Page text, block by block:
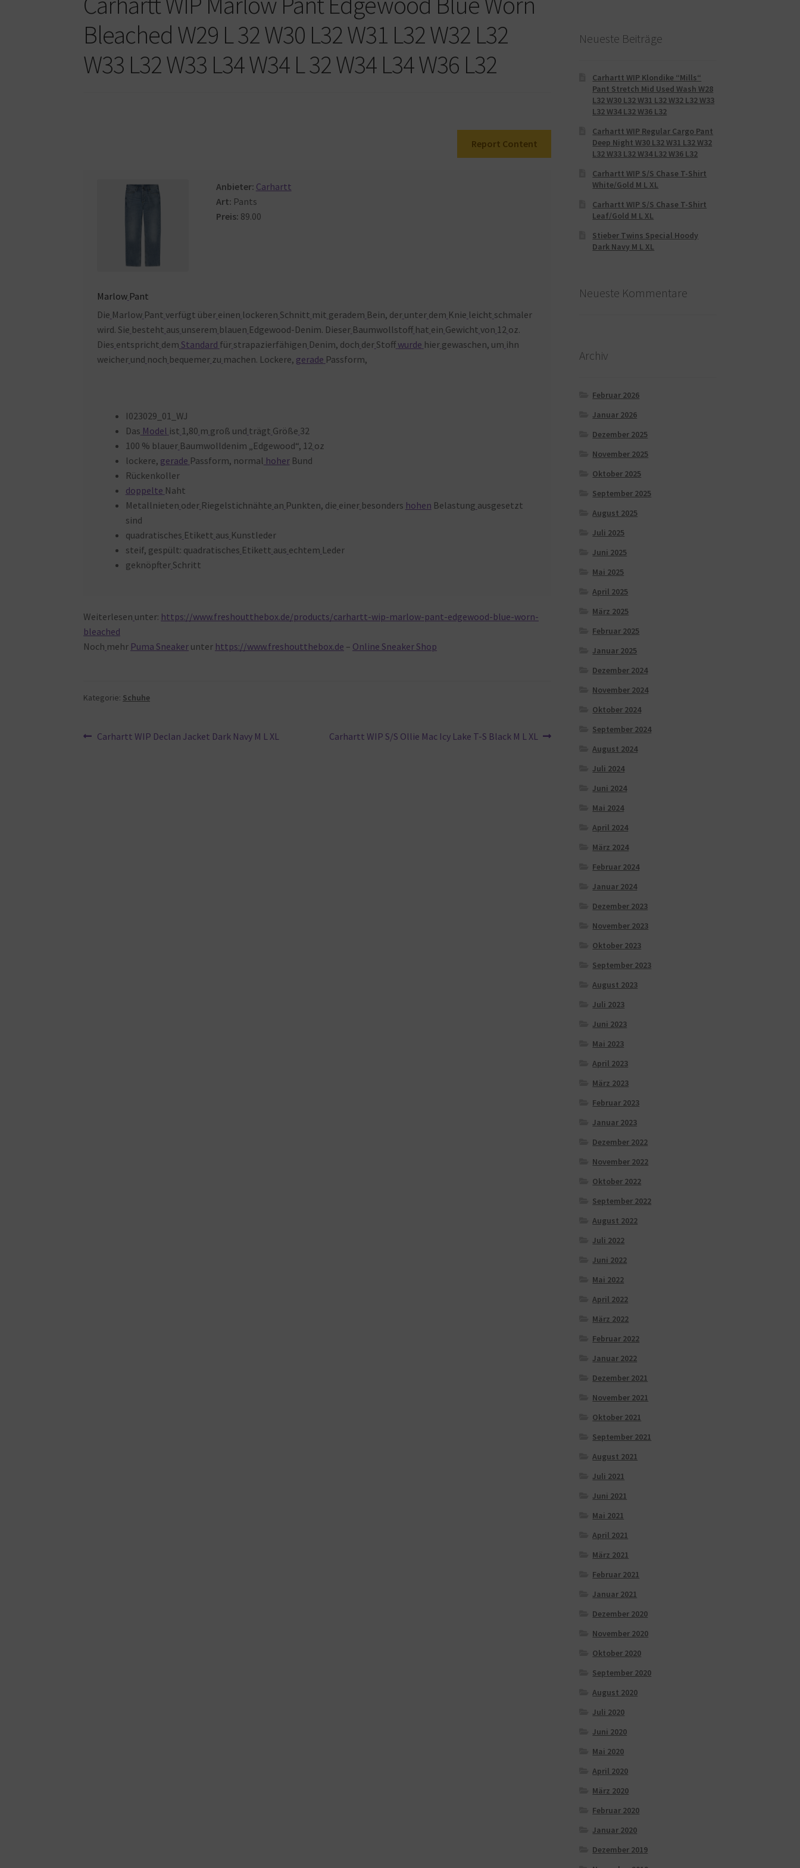
Bleached W29 L 32 W30 L32 W31 L32 W32 L32
W33 L32 W33 L34 W34 L 32 W34 L34 W36 L32
Report Content
Anbieter: Carhartt
Art: Pants
Preis: 89.00
Marlow Pant
Die Marlow Pant verfügt über einen lockeren Schnitt mit geradem Bein, der unter dem Knie leicht schmaler
wird. Sie besteht aus unserem blauen Edgewood-Denim. Dieser Baumwollstoff hat ein Gewicht von 12 oz.
Dies entspricht dem Standard für strapazierfähigen Denim, doch der Stoffwurde hier gewaschen, um ihn
weicher und noch bequemer zu machen. Lockere, gerade Passform,
I023029_01_WJ
Das Model ist 1,80 m groß und trägt Größe 32
100 % blauer Baumwolldenim „Edgewood“, 12 oz
lockere, gerade Passform, normal hoherBund
Rückenkoller
doppelte Naht
Metallnieten oder Riegelstichnähte an Punkten, die einer besonders hohen Belastung ausgesetzt
sind
quadratisches Etikett aus Kunstleder
steif, gespült: quadratisches Etikett aus echtem Leder
geknöpfter Schritt
Weiterlesen unter: https://www.freshoutthebox.de/products/carhartt-wip-marlow-pant-edgewood-blue-worn-
bleached
Noch mehr Puma Sneaker unter https://www.freshoutthebox.de – Online Sneaker Shop
Kategorie: Schuhe
Beitragsnavigation
Vorheriger
Carhartt WIP Declan Jacket Dark Navy M L XL
Nächster
Carhartt WIP S/S Ollie Mac Icy Lake T-S Black M L XL
Neueste Beiträge
Carhartt WIP Klondike “Mills“
Pant Stretch Mid Used Wash W28
L32 W30 L32 W31 L32 W32 L32 W33
L32 W34 L32 W36 L32
Carhartt WIP Regular Cargo Pant
Deep Night W30 L32 W31 L32 W32
L32 W33 L32 W34 L32 W36 L32
Carhartt WIP S/S Chase T-Shirt
White/Gold M L XL
Carhartt WIP S/S Chase T-Shirt
Leaf/Gold M L XL
Stieber Twins Special Hoody
Dark Navy M L XL
Neueste Kommentare
Archiv
Februar 2026
Januar 2026
Dezember 2025
November 2025
Oktober 2025
September 2025
August 2025
Juli 2025
Juni 2025
Mai 2025
April 2025
März 2025
Februar 2025
Januar 2025
Dezember 2024
November 2024
Oktober 2024
September 2024
August 2024
Juli 2024
Juni 2024
Mai 2024
April 2024
März 2024
Februar 2024
Januar 2024
Dezember 2023
November 2023
Oktober 2023
September 2023
August 2023
Juli 2023
Juni 2023
Mai 2023
April 2023
März 2023
Februar 2023
Januar 2023
Dezember 2022
November 2022
Oktober 2022
September 2022
August 2022
Juli 2022
Juni 2022
Mai 2022
April 2022
März 2022
Februar 2022
Januar 2022
Dezember 2021
November 2021
Oktober 2021
September 2021
August 2021
Juli 2021
Juni 2021
Mai 2021
April 2021
März 2021
Februar 2021
Januar 2021
Dezember 2020
November 2020
Oktober 2020
September 2020
August 2020
Juli 2020
Juni 2020
Mai 2020
April 2020
März 2020
Februar 2020
Januar 2020
Dezember 2019